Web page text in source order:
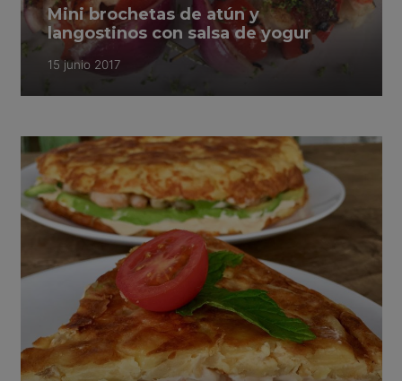
Mini brochetas de atún y
langostinos con salsa de yogur
15 junio 2017